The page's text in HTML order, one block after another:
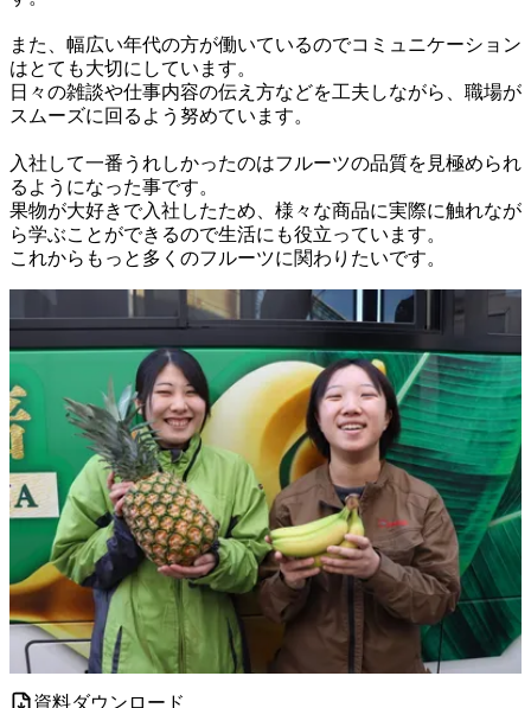
また、幅広い年代の方が働いているのでコミュニケーション
はとても大切にしています。
日々の雑談や仕事内容の伝え方などを工夫しながら、職場が
スムーズに回るよう努めています。
入社して一番うれしかったのはフルーツの品質を見極められ
るようになった事です。
果物が大好きで入社したため、様々な商品に実際に触れなが
ら学ぶことができるので生活にも役立っています。
これからもっと多くのフルーツに関わりたいです。
資料ダウンロード